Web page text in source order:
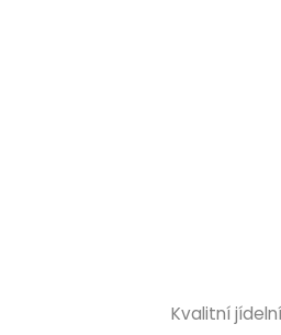
Kvalitní